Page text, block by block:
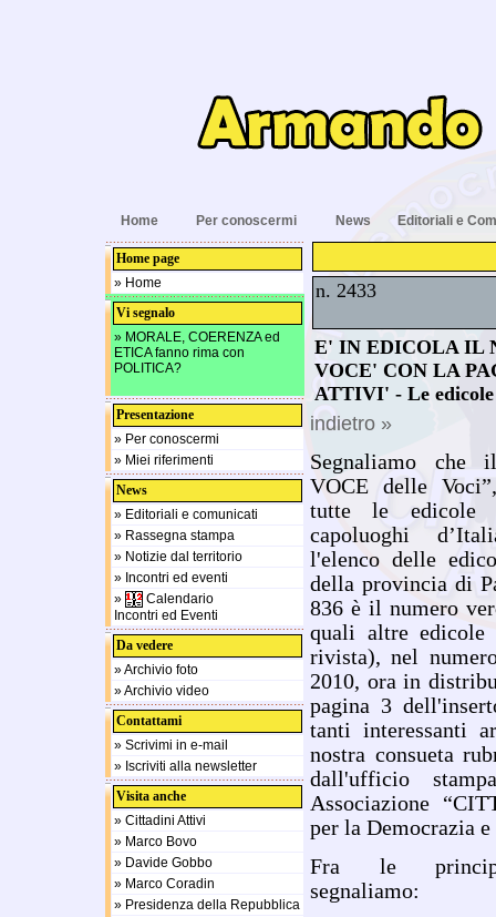
Home Per conoscermi News Editoriali e
Home page
» Home
Vi segnalo
» MORALE, COERENZA ed
ETICA fanno rima con
POLITICA?
Presentazione
» Per conoscermi
» Miei riferimenti
News
» Editoriali e comunicati
» Rassegna stampa
» Notizie dal territorio
» Incontri ed eventi
»
Calendario
Incontri ed Eventi
Da vedere
» Archivio foto
» Archivio video
Contattami
» Scrivimi in e-mail
» Iscriviti alla newsletter
Visita anche
» Cittadini Attivi
» Marco Bovo
» Davide Gobbo
» Marco Coradin
» Presidenza della Repubblica
n. 2433
E' IN EDICOLA IL
VOCE' CON LA
ATTIVI' - Le edicole
indietro »
Segnaliamo che
VOCE delle
tutte le edicole
capoluoghi
l'elenco delle
della provincia di
836 è il numero
quali altre
rivista), nel
2010, ora in
pagina 3
tanti interessanti
nostra consueta
dall'ufficio
Associazione
per la Democrazia
Fra le
segnaliamo: